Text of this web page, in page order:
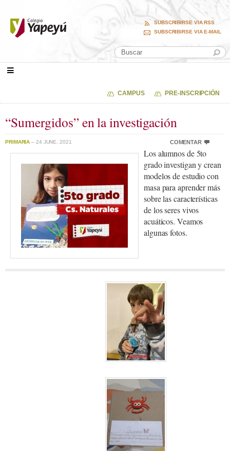
SUBSCRIBIRSE VIA RSS
SUBSCRIBIRSE VIA E-MAIL
CAMPUS PRE-INSCRIPCIÓN
“Sumergidos” en la investigación
PRIMARIA – 24 JUNE, 2021 COMENTAR
Los alumnos de 5to
grado investigan y crean
modelos de estudio con
masa para aprender más
sobre las características
de los seres vivos
acuáticos. Veamos
algunas fotos.